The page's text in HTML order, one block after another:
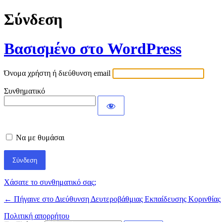
Σύνδεση
Βασισμένο στο WordPress
Όνομα χρήστη ή διεύθυνση email
Συνθηματικό
Να με θυμάσαι
Χάσατε το συνθηματικό σας;
← Πήγαινε στο Διεύθυνση Δευτεροβάθμιας Εκπαίδευσης Κορινθίας
Πολιτική απορρήτου